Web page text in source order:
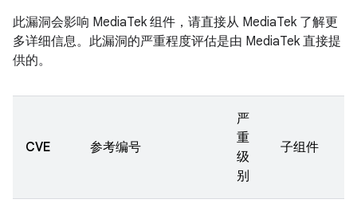
此漏洞会影响 MediaTek 组件，请直接从 MediaTek 了解更
多详细信息。此漏洞的严重程度评估是由 MediaTek 直接提
供的。
CVE 参考编号
严
重
级
别
子组件